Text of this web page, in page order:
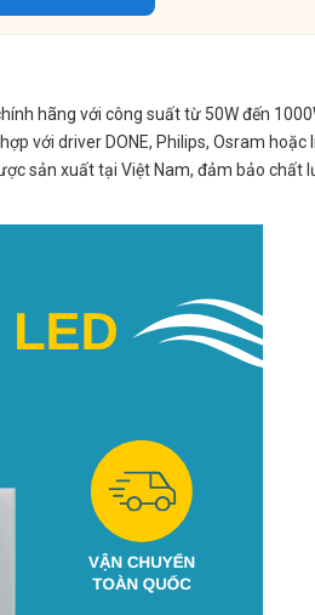
hãng với công suất từ 50W đến
với driver DONE, Philips, Osram hoặc
sản xuất tại Việt Nam, đảm bảo chất